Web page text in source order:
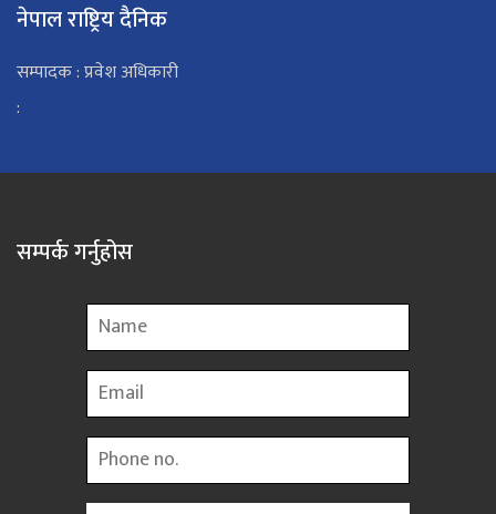
नेपाल राष्ट्रिय दैनिक
सम्पादक : प्रवेश अधिकारी
:
सम्पर्क गर्नुहोस
Name
Email
Phone